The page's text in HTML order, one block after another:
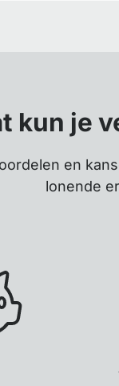
kun je
en
lonende